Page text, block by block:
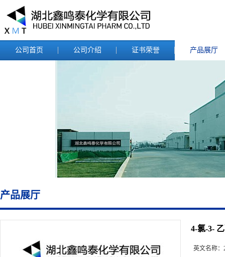
公司首页 公司介绍 证书荣誉 产品展厅
产品展厅
4-氯-3-
英文名称：